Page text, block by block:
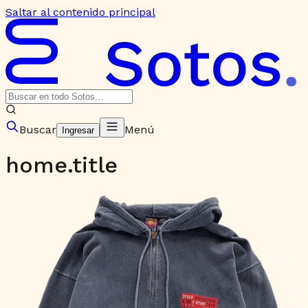
Saltar al contenido principal
Buscar Ingresar Menú
home.title